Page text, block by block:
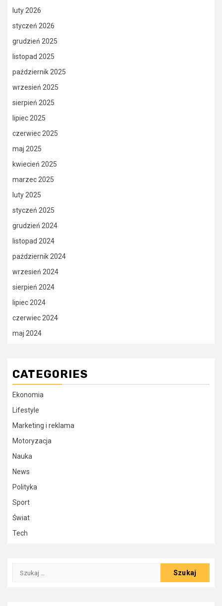
luty 2026
styczeń 2026
grudzień 2025
listopad 2025
październik 2025
wrzesień 2025
sierpień 2025
lipiec 2025
czerwiec 2025
maj 2025
kwiecień 2025
marzec 2025
luty 2025
styczeń 2025
grudzień 2024
listopad 2024
październik 2024
wrzesień 2024
sierpień 2024
lipiec 2024
czerwiec 2024
maj 2024
CATEGORIES
Ekonomia
Lifestyle
Marketing i reklama
Motoryzacja
Nauka
News
Polityka
Sport
Świat
Tech
Szukaj: